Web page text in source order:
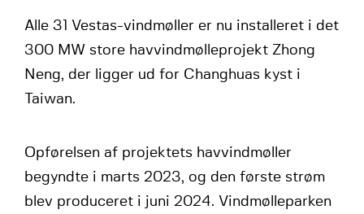
Alle 31 Vestas-vindmøller er nu installeret i det
300 MW store havvindmølleprojekt Zhong
Neng, der ligger ud for Changhuas kyst i
Taiwan.
Opførelsen af projektets havvindmøller
begyndte i marts 2023, og den første strøm
blev produceret i juni 2024. Vindmølleparken